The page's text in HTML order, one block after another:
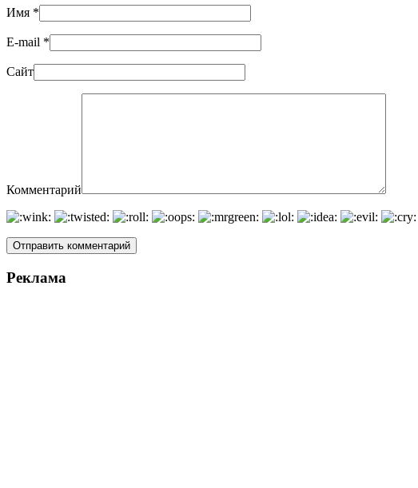
Имя *
E-mail *
Сайт
Комментарий
Реклама